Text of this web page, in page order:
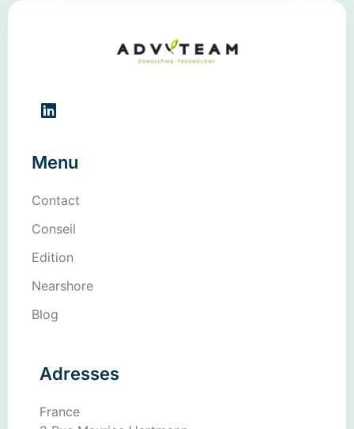
Menu
Contact
Conseil
Edition
Nearshore
Blog
Adresses
France